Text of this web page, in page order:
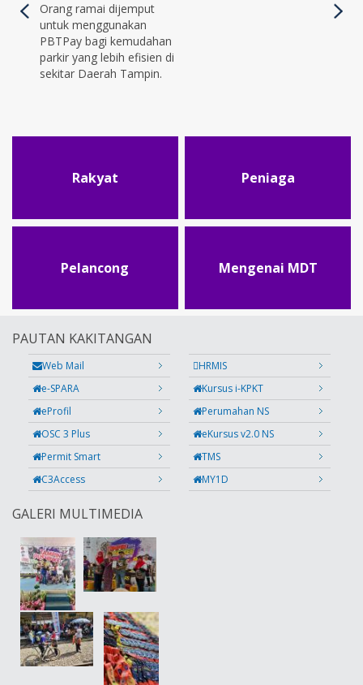
Orang ramai dijemput
untuk menggunakan
PBTPay bagi kemudahan
parkir yang lebih efisien di
sekitar Daerah Tampin.
Rakyat Peniaga
Pelancong Mengenai MDT
PAUTAN KAKITANGAN
Web Mail
HRMIS
e-SPARA
Kursus i-KPKT
eProfil
Perumahan NS
OSC 3 Plus
eKursus v2.0 NS
Permit Smart
TMS
C3Access
MY1D
GALERI MULTIMEDIA